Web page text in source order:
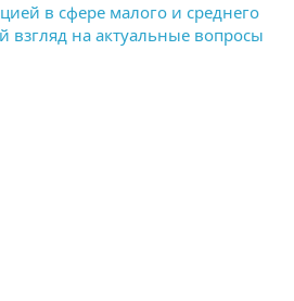
в сфере малого и среднего
взгляд на актуальные вопросы